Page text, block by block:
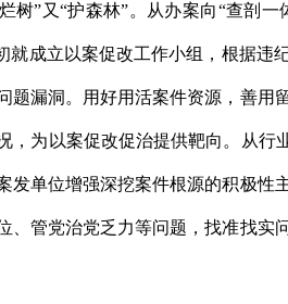
”又“护森林”。从办案向“查剖一
成立以案促改工作小组，根据违
漏洞。用好用活案件资源，善用
为以案促改促治提供靶向。从行
单位增强深挖案件根源的积极性
管党治党乏力等问题，找准找实